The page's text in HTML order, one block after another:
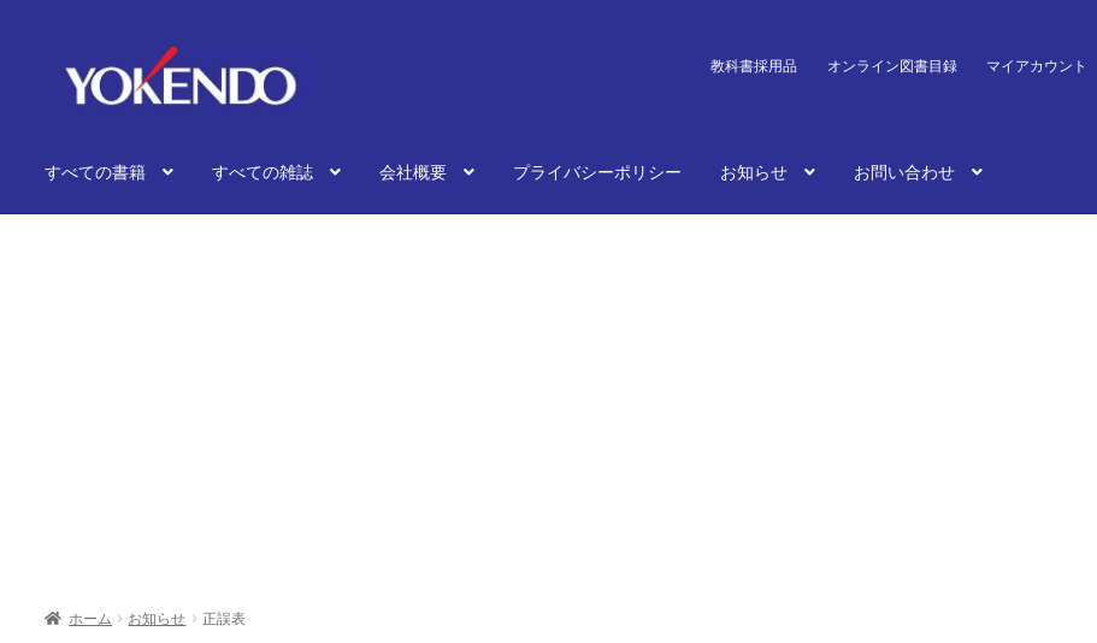
ョ
へ
教科書採用品 オンライン図書目録 マイアカウント
すべての書籍 すべての雑誌 会社概要 プライバシーポリシー お知らせ お問い合わせ
ホーム お知らせ 正誤表